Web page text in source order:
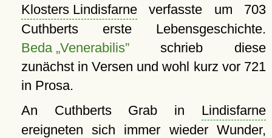
Klosters Lindisfarneverfasste um 703
Cuthberts erste Lebensgeschichte.
Beda „Venerabilis”schrieb diese
zunächst in Versen und wohl kurz vor 721
in Prosa.
An Cuthberts Grab in Lindisfarne
ereigneten sich immer wieder Wunder,